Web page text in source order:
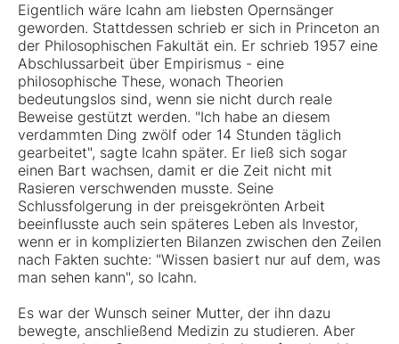
Eigentlich wäre Icahn am liebsten Opernsänger
geworden. Stattdessen schrieb er sich in Princeton an
der Philosophischen Fakultät ein. Er schrieb 1957 eine
Abschlussarbeit über Empirismus - eine
philosophische These, wonach Theorien
bedeutungslos sind, wenn sie nicht durch reale
Beweise gestützt werden. "Ich habe an diesem
verdammten Ding zwölf oder 14 Stunden täglich
gearbeitet", sagte Icahn später. Er ließ sich sogar
einen Bart wachsen, damit er die Zeit nicht mit
Rasieren verschwenden musste. Seine
Schlussfolgerung in der preisgekrönten Arbeit
beeinflusste auch sein späteres Leben als Investor,
wenn er in komplizierten Bilanzen zwischen den Zeilen
nach Fakten suchte: "Wissen basiert nur auf dem, was
man sehen kann", so Icahn.
Es war der Wunsch seiner Mutter, der ihn dazu
bewegte, anschließend Medizin zu studieren. Aber